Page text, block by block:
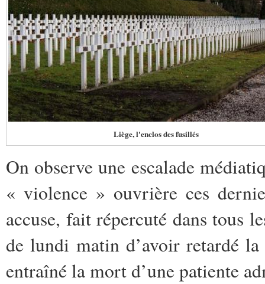
Liège, l'enclos des fusillés
On observe une escalade
« violence » ouvrière ces
accuse, fait répercuté dans tous
de lundi matin d’avoir retardé
entraîné la mort d’une patiente